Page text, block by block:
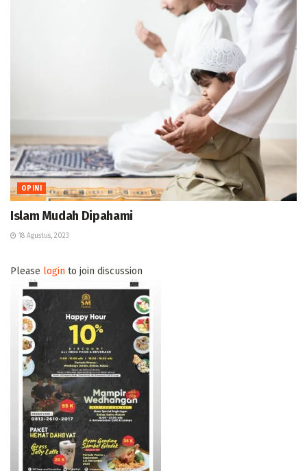
OPINI
Islam Mudah Dipahami
18 Agustus, 2023
Please login to join discussion